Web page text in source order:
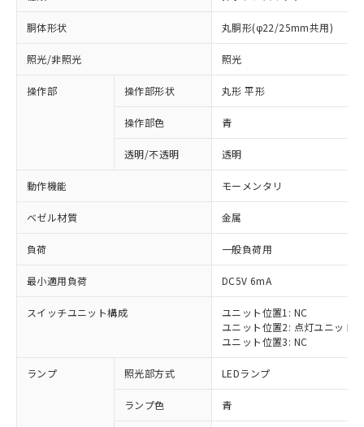
胴体形状 丸胴形(φ22/25mm共用)
照光/非照光 照光
操作部 操作部形状 丸形 平形
操作部色 青
透明/不透明 透明
動作機能 モーメンタリ
ベゼル材質 金属
負荷 一般負荷用
最小適用負荷 DC5V 6mA
スイッチユニット構成
ユニット位置1: NC
ユニット位置2: 点灯ユニット
ユニット位置3: NC
ランプ 照光部方式 LEDランプ
ランプ色 青